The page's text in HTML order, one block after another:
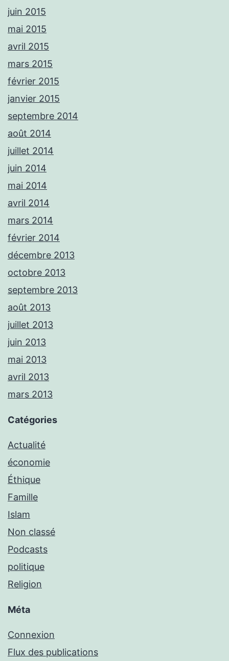
juin 2015
mai 2015
avril 2015
mars 2015
février 2015
janvier 2015
septembre 2014
août 2014
juillet 2014
juin 2014
mai 2014
avril 2014
mars 2014
février 2014
décembre 2013
octobre 2013
septembre 2013
août 2013
juillet 2013
juin 2013
mai 2013
avril 2013
mars 2013
Catégories
Actualité
économie
Éthique
Famille
Islam
Non classé
Podcasts
politique
Religion
Méta
Connexion
Flux des publications